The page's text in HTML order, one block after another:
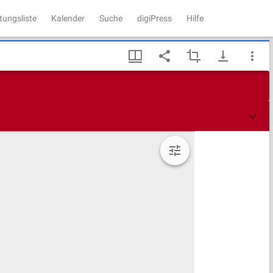
Kalender Suche digiPress Hilfe